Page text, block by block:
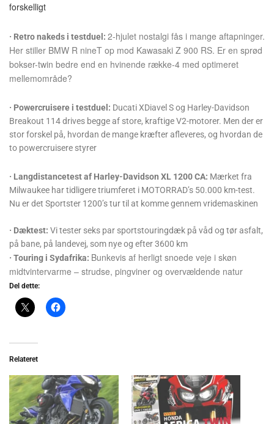
forskelligt
· Retro nakeds i testduel: 2-hjulet nostalgi fås i mange aftapninger.
Her stiller BMW R nineT op mod Kawasaki Z 900 RS. Er en sprød
bokser-twin bedre end en hvinende række-4 med optimeret
mellemområde?
· Powercruisere i testduel: Ducati XDiavel S og Harley-Davidson
Breakout 114 drives begge af store, kraftige V2-motorer. Men der er
stor forskel på, hvordan de mange kræfter afleveres, og hvordan de
to powercruisere styrer
· Langdistancetest af Harley-Davidson XL 1200 CA: Mærket fra
Milwaukee har tidligere triumferet i MOTORRAD’s 50.000 km-test.
Nu er det Sportster 1200’s tur til at komme gennem vridemaskinen
· Dæktest: Vi tester seks par sportstouringdæk på våd og tør asfalt,
på bane, på landevej, som nye og efter 3600 km
· Touring i Sydafrika: Bunkevis af herligt snoede veje i skøn
midtvintervarme – strudse, pingviner og overvældende natur
Del dette:
Relateret